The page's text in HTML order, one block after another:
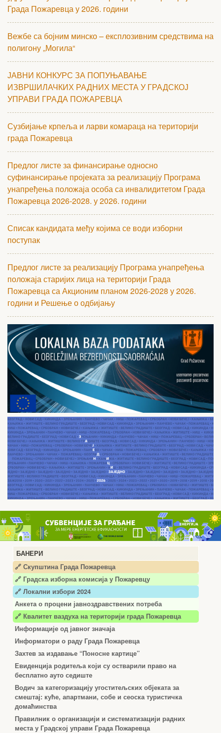
БАНЕРИ
🔗 Скупштина Града Пожаревца
🔗 Градска изборна комисија у Пожаревцу
🔗 Локални избори 2024
Анкета о процени јавноздравствених потреба
🔗 Квалитет ваздуха на територији града Пожаревца
Информације од јавног значаја
Информатори о раду Града Пожаревца
Захтев за издавање “Поносне картице”
Евиденција родитеља који су остварили право на
бесплатно ауто седиште
Водич за категоризацију угоститељских објеката за
смештај: куће, апартмани, собе и сеоска туристичка
домаћинства
Правилник о организацији и систематизацији радних
места у Градској управи Града Пожаревца
Града Пожаревца у 2026. години
Вежбе са бојним минско – експлозивним средствима на
полигону „Могила“
ЈАВНИ КОНКУРС ЗА ПОПУЊАВАЊЕ
ИЗВРШИЛАЧКИХ РАДНИХ МЕСТА У ГРАДСКОЈ
УПРАВИ ГРАДА ПОЖАРЕВЦА
Сузбијање крпеља и ларви комараца на територији
града Пожаревца
Предлог листе за финансирање односно
суфинансирање пројеката за реализацију Програма
унапређења положаја особа са инвалидитетом Града
Пожаревца 2026-2028. у 2026. години
Списак кандидата међу којима се води изборни
поступак
Предлог листе за реализацију Програма унапређења
положаја старијих лица на територији Града
Пожаревца са Акционим планом 2026-2028 у 2026.
години и Решење о одбијању